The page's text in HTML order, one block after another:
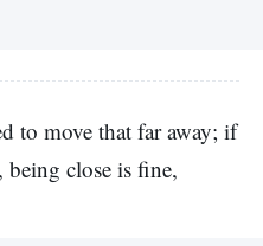
to move that far away; if
being close is fine,